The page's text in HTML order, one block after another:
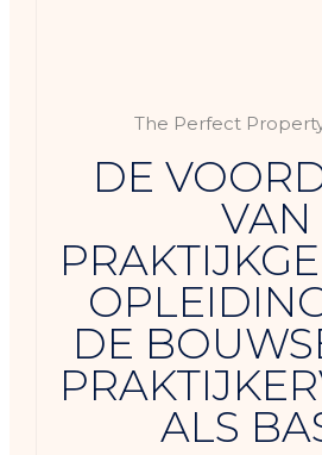
The Perfect
DE
VAN
DE
ALS